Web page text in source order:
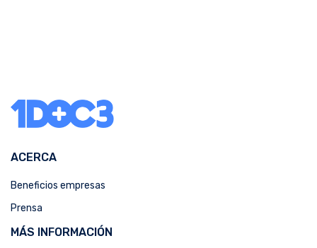
ACERCA
Beneficios empresas
Prensa
MÁS INFORMACIÓN